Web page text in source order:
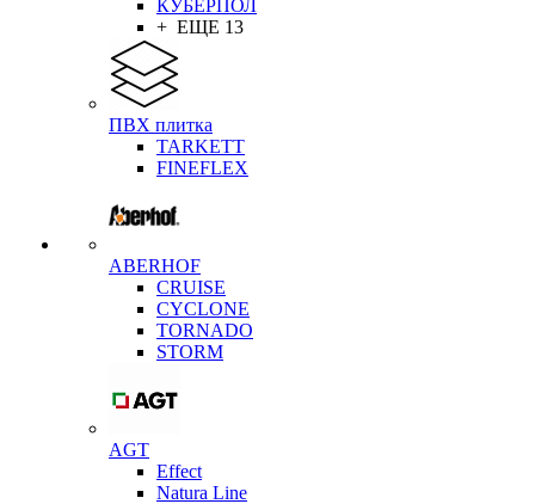
КУБЕРПОЛ
+ ЕЩЕ 13
ПВХ плитка
TARKETT
FINEFLEX
ABERHOF
CRUISE
CYCLONE
TORNADO
STORM
AGT
Effect
Natura Line